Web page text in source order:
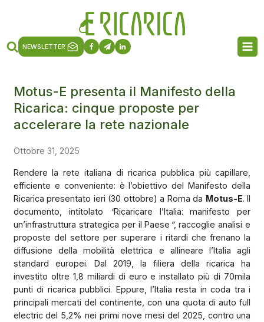
NEWSLETTER
Motus-E presenta il Manifesto della
Ricarica: cinque proposte per
accelerare la rete nazionale
Ottobre 31, 2025
Rendere la rete italiana di ricarica pubblica più capillare,
efficiente e conveniente: è l’obiettivo del Manifesto della
Ricarica presentato ieri (30 ottobre) a Roma da Motus-E. Il
documento, intitolato
“Ricaricare l’Italia: manifesto per
un’infrastruttura strategica per il Paese ”, raccoglie analisi e
proposte del settore per superare i ritardi che frenano la
diffusione della mobilità elettrica e allineare l’Italia agli
standard europei. Dal 2019, la filiera della ricarica ha
investito oltre 1,8 miliardi di euro e installato più di 70mila
punti di ricarica pubblici. Eppure, l’Italia resta in coda tra i
principali mercati del continente, con una quota di auto full
electric del 5,2% nei primi nove mesi del 2025, contro una